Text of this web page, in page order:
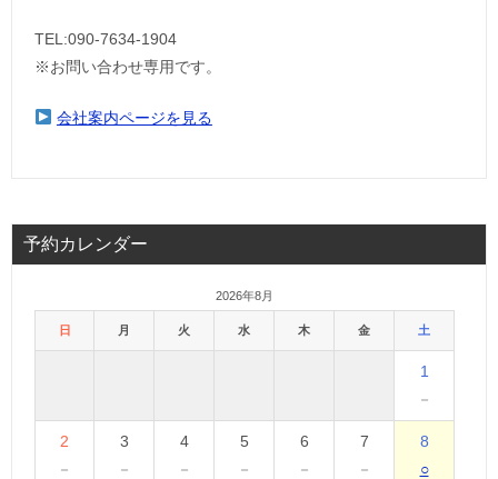
TEL:090-7634-1904
※お問い合わせ専用です。
会社案内ページを見る
予約カレンダー
2026年8月
日 月 火 水 木 金 土
1
－
2
－
3
－
4
－
5
－
6
－
7
－
8
○